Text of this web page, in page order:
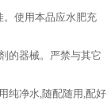
。使用本品应水肥充
的器械。严禁与其它
纯净水,随配随用,配好